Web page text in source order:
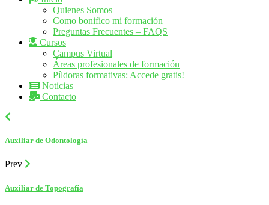
Quienes Somos
Como bonifico mi formación
Preguntas Frecuentes – FAQS
Cursos
Campus Virtual
Áreas profesionales de formación
Píldoras formativas: Accede gratis!
Noticias
Contacto
Auxiliar de Odontología
Prev
Auxiliar de Topografía